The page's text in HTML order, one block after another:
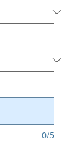
0/5